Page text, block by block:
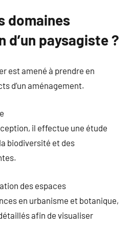
domaines
d’un paysagiste ?
est amené à prendre en
d’un aménagement.
il effectue une étude
biodiversité et des
des espaces
en urbanisme et botanique,
afin de visualiser